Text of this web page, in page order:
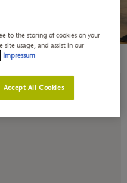
das Thema
to the storing of cookies on your
site usage, and assist in our
Impressum
Accept All Cookies